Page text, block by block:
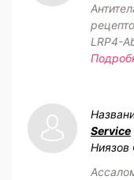
LRP4-
Service
Ниязов